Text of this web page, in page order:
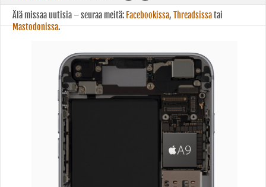
Älä missaa uutisia – seuraa meitä: Facebookissa, Threadsissatai
Mastodonissa.